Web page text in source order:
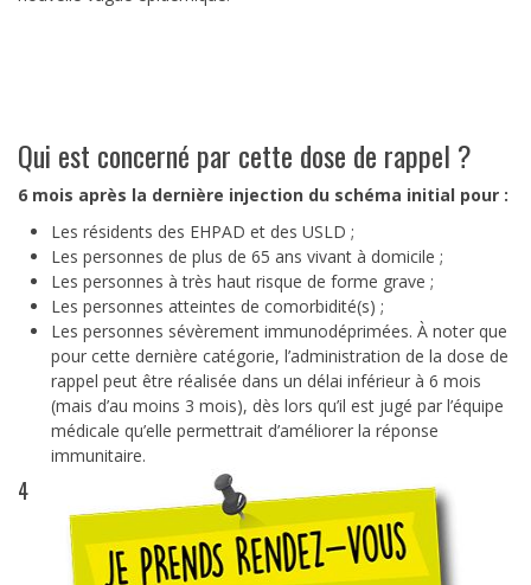
Qui est concerné par cette dose de rappel ?
6 mois après la dernière injection du schéma initial pour :
Les résidents des EHPAD et des USLD ;
Les personnes de plus de 65 ans vivant à domicile ;
Les personnes à très haut risque de forme grave ;
Les personnes atteintes de comorbidité(s) ;
Les personnes sévèrement immunodéprimées. À noter que
pour cette dernière catégorie, l’administration de la dose de
rappel peut être réalisée dans un délai inférieur à 6 mois
(mais d’au moins 3 mois), dès lors qu’il est jugé par l’équipe
médicale qu’elle permettrait d’améliorer la réponse
immunitaire.
4